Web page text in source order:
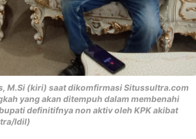
M.Si (kiri) saat dikomfirmasi Situssultra.com
yang akan ditempuh dalam membenahi
definitifnya non aktiv oleh KPK akibat
Idil)